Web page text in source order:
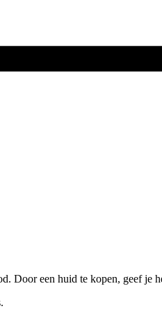
Door een huid te kopen, geef je